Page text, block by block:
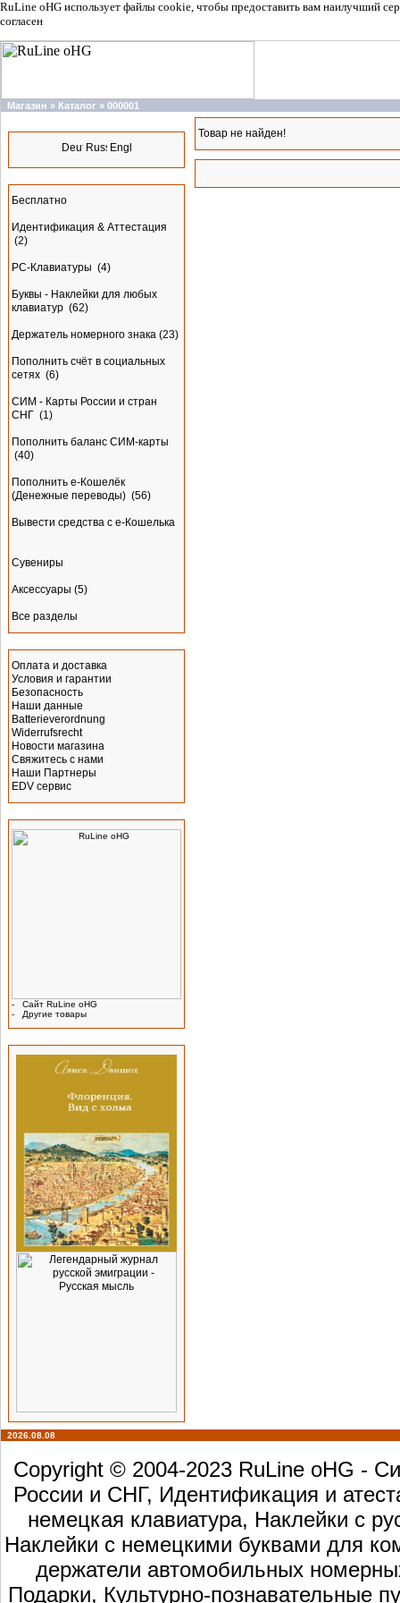
RuLine oHG использует файлы cookie, чтобы предоставить вам наилучший
согласен
Магазин » Каталог » 000001
Бесплатно
Идентификация & Аттестация
(2)
PC-Клавиатуры (4)
Буквы - Наклейки для любых
клавиатур (62)
Держатель номерного знака (23)
Пополнить счёт в социальных
сетях (6)
СИМ - Карты России и стран
СНГ (1)
Пополнить баланс СИМ-карты
(40)
Пополнить e-Кошелёк
(Денежные переводы) (56)
Вывести средства с е-Кошелька
Сувениры
Аксессуары (5)
Все разделы
Оплата и доставка
Условия и гарантии
Безопасность
Наши данные
Batterieverordnung
Widerrufsrecht
Новости магазина
Свяжитесь с нами
Наши Партнеры
EDV сервис
-
Сайт RuLine oHG
-
Другие товары
Товар не найден!
2026.08.08
Copyright © 2004-2023 RuLine oHG -
России и СНГ, Идентификация и
немецкая клавиатура, Наклейки с
Наклейки с немецкими буквами для
держатели автомобильных
Подарки, Культурно-познавательные